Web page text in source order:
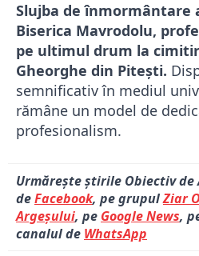
Slujba de înmormântare
Biserica Mavrodolu,
pe ultimul drum la
Gheorghe din Pitești.
semnificativ în mediul
rămâne un model de
profesionalism.
Urmărește știrile Obiectiv de
deFacebook, pe grupulZiar
Argeșului, pe Google News,
canalul de WhatsApp